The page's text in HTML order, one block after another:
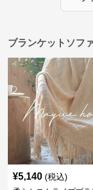
ブランケットソフ
¥5,140 (税込)